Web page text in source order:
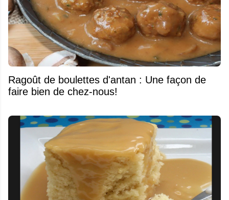
Ragoût de boulettes d'antan : Une façon de
faire bien de chez-nous!